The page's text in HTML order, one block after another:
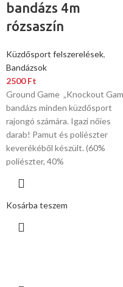
bandázs 4m
rózsaszín
Küzdősport felszerelések,
Bandázsok
2500Ft
Ground Game „Knockout
bandázs minden küzdősport
rajongó számára. Igazi nőies
darab! Pamut és poliészter
keverékéből készült. (60%
poliészter, 40%
Kosárba teszem